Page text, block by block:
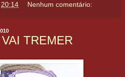
20:14 Nenhum comentário:
TREMER